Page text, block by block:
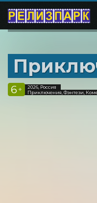
6 +
2026, Россия
Приключения, Фэнтези,